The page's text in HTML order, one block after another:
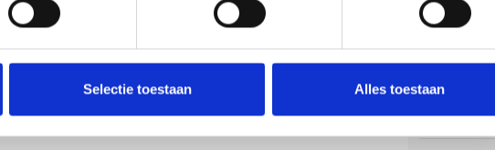
Selectie toestaan Alles toestaan
sportvereniging te ondersteunen.Frank en Marcel van Berlo, de
dan ook gezien als maatschappelijke ondersteuning dat
kent. Van Berlo bedrijfsvloeren evalueren, verfijnen,
weet daarom dat ook verbeterprocessen binnen een vereniging
club is dan ook een belangrijke en waardevolle te noemen.
Clubnieuws